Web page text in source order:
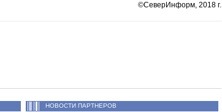
©СеверИнформ, 2018 г.
НОВОСТИ ПАРТНЕРОВ